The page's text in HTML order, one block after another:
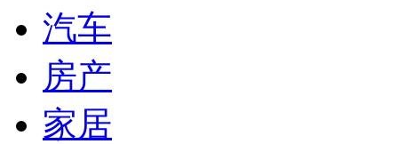
汽车
房产
家居